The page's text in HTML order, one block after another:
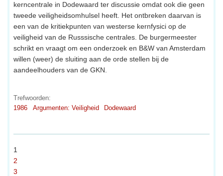
kerncentrale in Dodewaard ter discussie omdat ook die geen
tweede veiligheidsomhulsel heeft. Het ontbreken daarvan is
een van de kritiekpunten van westerse kernfysici op de
veiligheid van de Russsische centrales. De burgermeester
schrikt en vraagt om een onderzoek en B&W van Amsterdam
willen (weer) de sluiting aan de orde stellen bij de
aandeelhouders van de GKN.
Trefwoorden:
1986
Argumenten: Veiligheid Dodewaard
1
2
3